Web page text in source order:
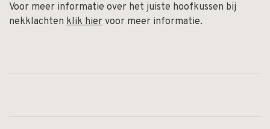
Voor meer informatie over het juiste hoofkussen bij
nekklachten klik hier voor meer informatie.